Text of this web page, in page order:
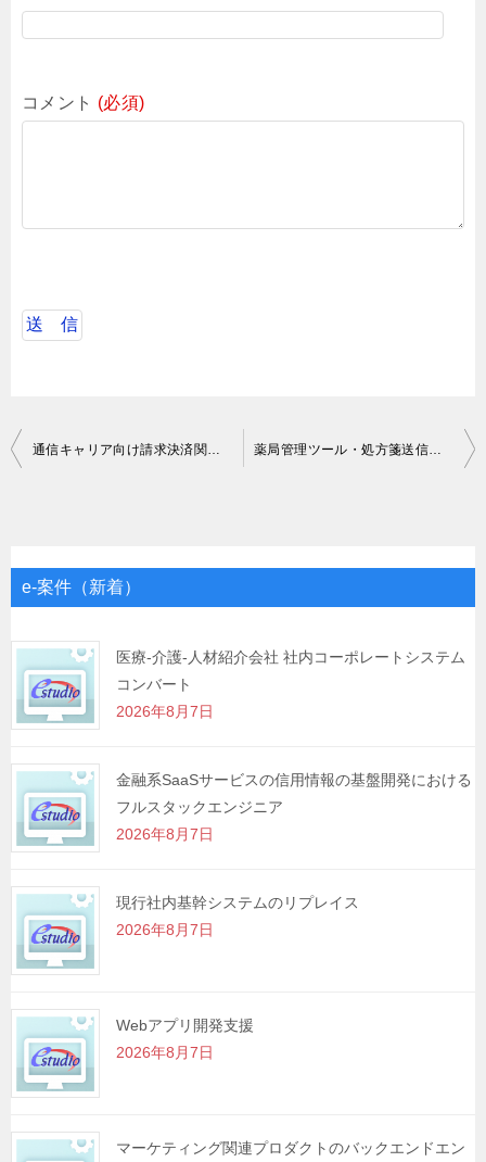
コメント (必須)
投
ゲ
シ
ョ
ン
通信キャリア向け請求決済関連におけるマネジメント支援 薬局管理ツール・処方箋送信アプリ開発業務
e-案件（新着）
医療-介護-人材紹介会社 社内コーポレートシステム
コンバート
2026年8月7日
金融系SaaSサービスの信用情報の基盤開発における
フルスタックエンジニア
2026年8月7日
現行社内基幹システムのリプレイス
2026年8月7日
Webアプリ開発支援
2026年8月7日
マーケティング関連プロダクトのバックエンドエン